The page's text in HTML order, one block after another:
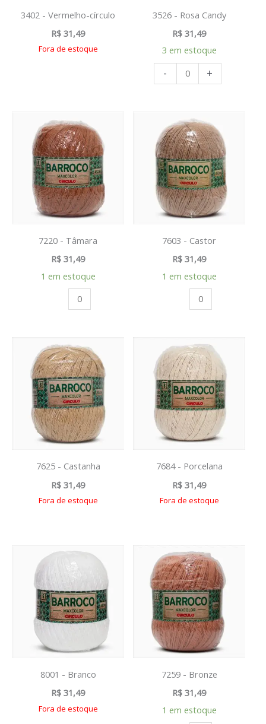
3402 - Vermelho-círculo
R$ 31,49
Fora de estoque
3526 - Rosa Candy
R$ 31,49
3 em estoque
- +
7220 - Tâmara
R$ 31,49
1 em estoque
7603 - Castor
R$ 31,49
1 em estoque
7625 - Castanha
R$ 31,49
Fora de estoque
7684 - Porcelana
R$ 31,49
Fora de estoque
8001 - Branco
R$ 31,49
Fora de estoque
7259 - Bronze
R$ 31,49
1 em estoque